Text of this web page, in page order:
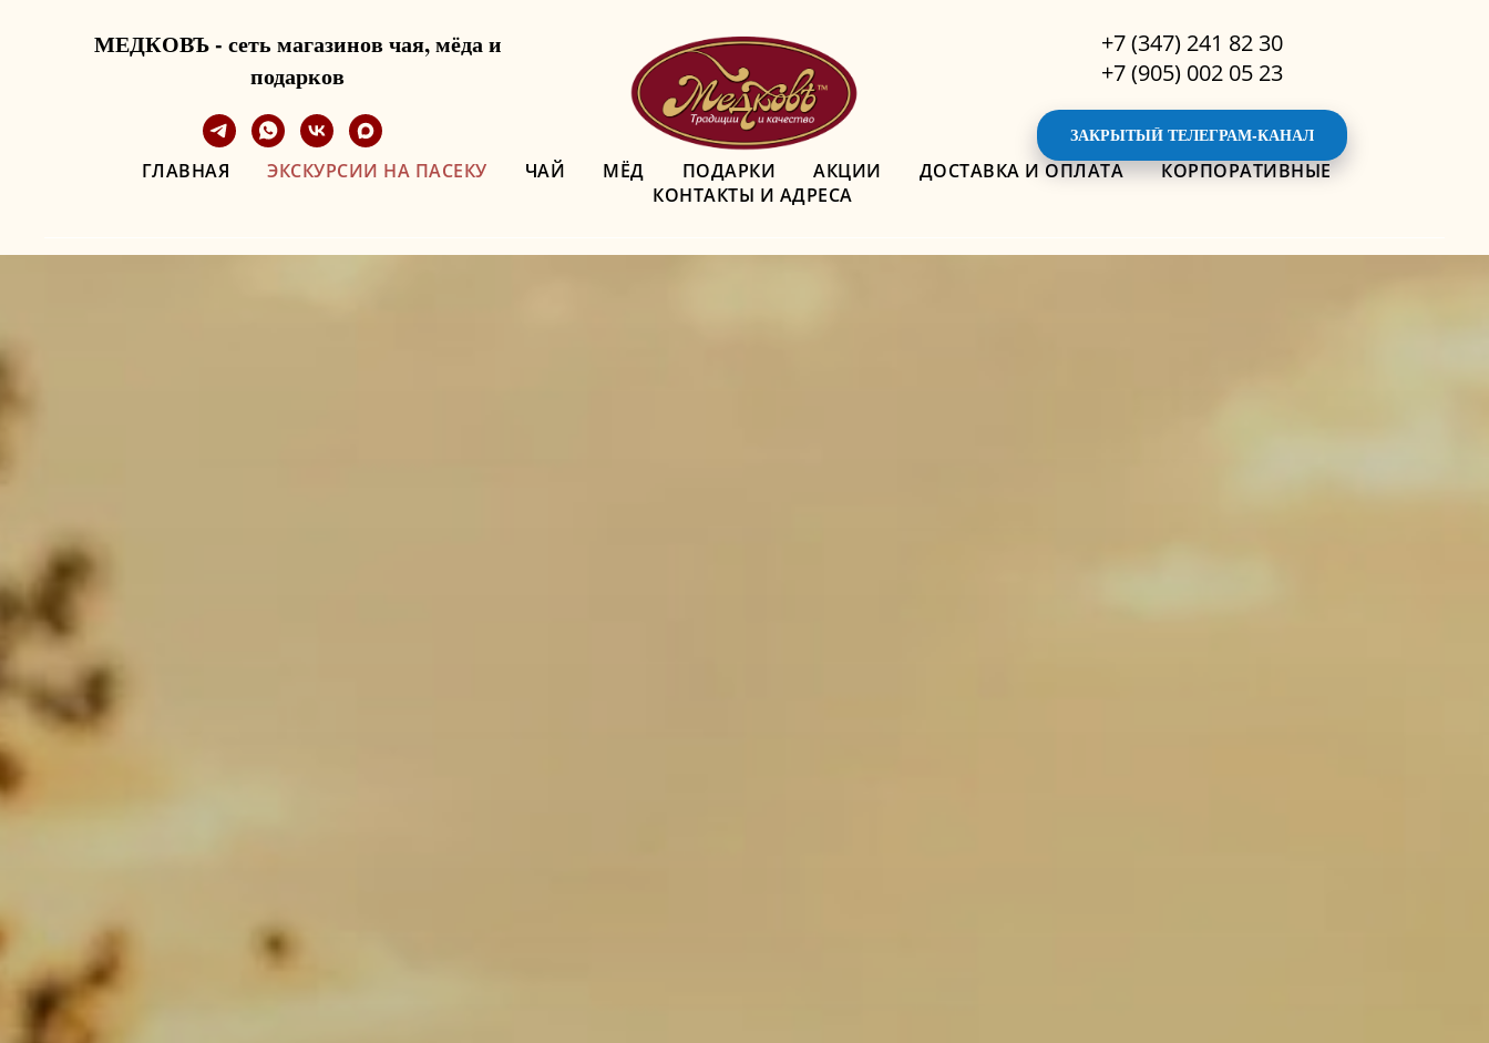
МЕДКОВЪ - сеть магазинов чая, мёда и
подарков
+7 (347) 241 82 30
+7 (905) 002 05 23
ЗАКРЫТЫЙ ТЕЛЕГРАМ-КАНАЛ
ГЛАВНАЯ ЭКСКУРСИИ НА ПАСЕКУ ЧАЙ МЁД ПОДАРКИ АКЦИИ ДОСТАВКА И ОПЛАТА
КОРПОРАТИВНЫЕ
КОНТАКТЫ И АДРЕСА